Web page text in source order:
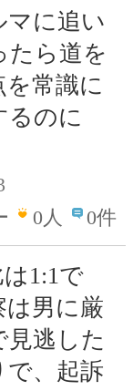
マに追い
たら道を
常識に
るのに
0人 0件
1:1で
男に厳
見逃した
で、起訴